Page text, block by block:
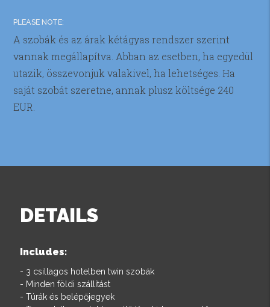
PLEASE NOTE:
A szobák és az árak kétágyas rendszer szerint
vannak megállapítva. Abban az esetben, ha egyedül
utazik, összevonjuk valakivel, ha lehetséges. Ha
saját szobát szeretne, annak plusz költsége 240
EUR.
DETAILS
Includes:
- 3 csillagos hotelben twin szobák
- Minden földi szállítást
- Túrák és belépőjegyek